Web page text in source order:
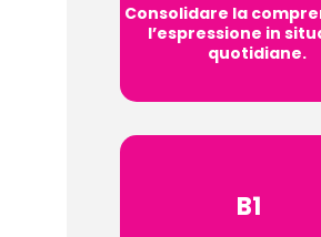
Consolidare la
l’espressione in
quotidiane.
B1